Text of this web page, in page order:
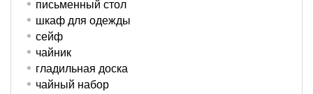
письменный стол
шкаф для одежды
сейф
чайник
гладильная доска
чайный набор